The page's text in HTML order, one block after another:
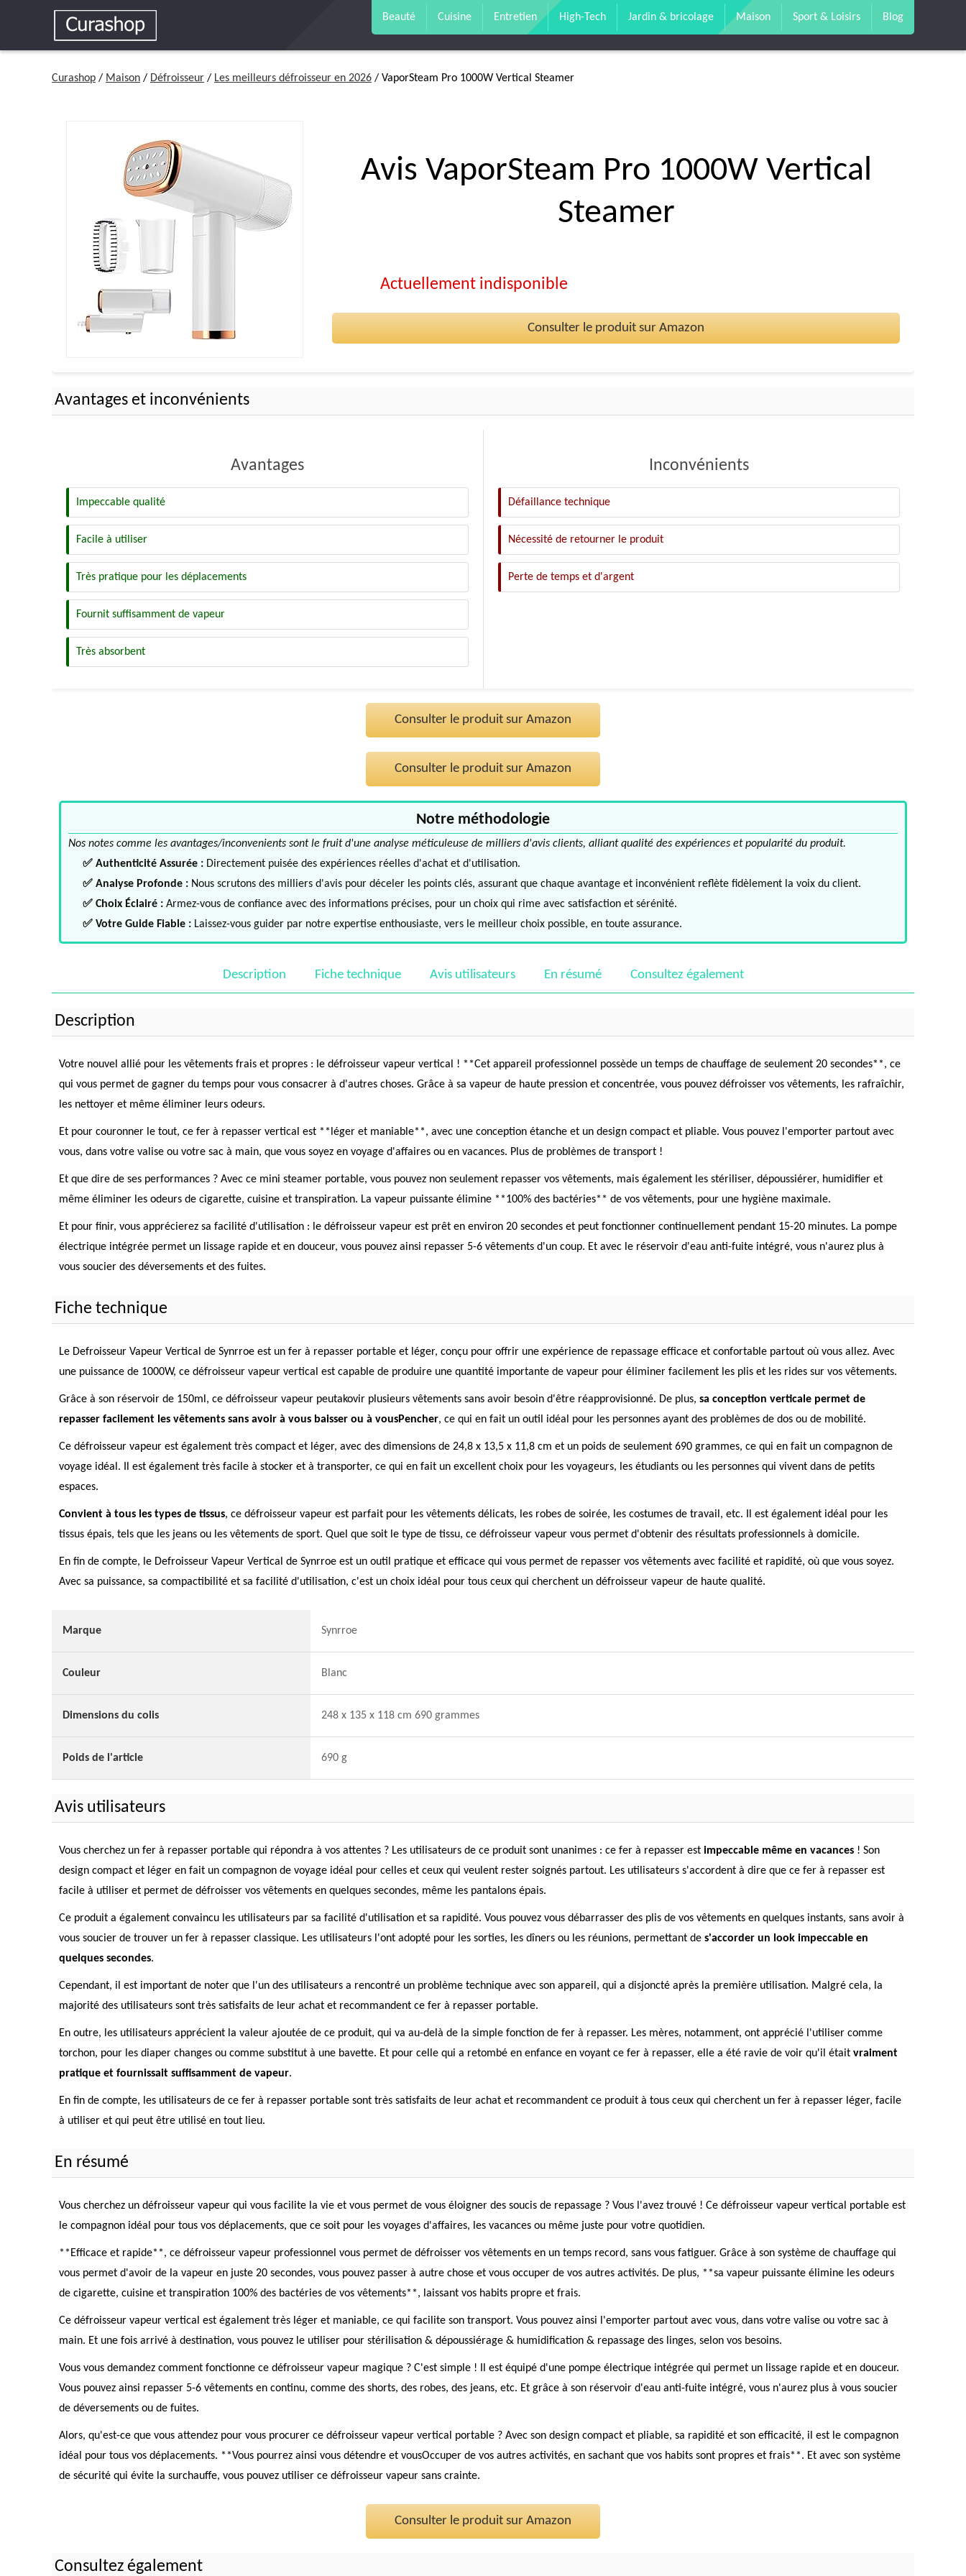
Beauté Cuisine Entretien High-Tech Jardin & bricolage Maison Sport & Loisirs Blog
Curashop / Maison / Défroisseur / Les meilleurs défroisseur en 2026 / VaporSteam Pro 1000W Vertical Steamer
Avis VaporSteam Pro 1000W Vertical
Steamer
Actuellement indisponible
Consulter le produit sur Amazon
Avantages et inconvénients
Avantages
Impeccable qualité
Facile à utiliser
Très pratique pour les déplacements
Fournit suffisamment de vapeur
Très absorbent
Inconvénients
Défaillance technique
Nécessité de retourner le produit
Perte de temps et d'argent
Consulter le produit sur Amazon
Consulter le produit sur Amazon
Notre méthodologie
Nos notes comme les avantages/inconvenients sont le fruit d'une analyse méticuleuse de milliers d'avis clients, alliant qualité des expériences et popularité du produit.
✅ Authenticité Assurée : Directement puisée des expériences réelles d'achat et d'utilisation.
✅ Analyse Profonde : Nous scrutons des milliers d'avis pour déceler les points clés, assurant que chaque avantage et inconvénient reflète fidèlement la voix du client.
✅ Choix Éclairé : Armez-vous de confiance avec des informations précises, pour un choix qui rime avec satisfaction et sérénité.
✅ Votre Guide Fiable : Laissez-vous guider par notre expertise enthousiaste, vers le meilleur choix possible, en toute assurance.
Description Fiche technique Avis utilisateurs En résumé Consultez également
Description
Votre nouvel allié pour les vêtements frais et propres : le défroisseur vapeur vertical ! **Cet appareil professionnel possède un temps de chauffage de seulement 20 secondes**, ce
qui vous permet de gagner du temps pour vous consacrer à d'autres choses. Grâce à sa vapeur de haute pression et concentrée, vous pouvez défroisser vos vêtements, les rafraîchir,
les nettoyer et même éliminer leurs odeurs.
Et pour couronner le tout, ce fer à repasser vertical est **léger et maniable**, avec une conception étanche et un design compact et pliable. Vous pouvez l'emporter partout avec
vous, dans votre valise ou votre sac à main, que vous soyez en voyage d'affaires ou en vacances. Plus de problèmes de transport !
Et que dire de ses performances ? Avec ce mini steamer portable, vous pouvez non seulement repasser vos vêtements, mais également les stériliser, dépoussiérer, humidifier et
même éliminer les odeurs de cigarette, cuisine et transpiration. La vapeur puissante élimine **100% des bactéries** de vos vêtements, pour une hygiène maximale.
Et pour finir, vous apprécierez sa facilité d'utilisation : le défroisseur vapeur est prêt en environ 20 secondes et peut fonctionner continuellement pendant 15-20 minutes. La pompe
électrique intégrée permet un lissage rapide et en douceur, vous pouvez ainsi repasser 5-6 vêtements d'un coup. Et avec le réservoir d'eau anti-fuite intégré, vous n'aurez plus à
vous soucier des déversements et des fuites.
Fiche technique
Le Defroisseur Vapeur Vertical de Synrroe est un fer à repasser portable et léger, conçu pour offrir une expérience de repassage efficace et confortable partout où vous allez. Avec
une puissance de 1000W, ce défroisseur vapeur vertical est capable de produire une quantité importante de vapeur pour éliminer facilement les plis et les rides sur vos vêtements.
Grâce à son réservoir de 150ml, ce défroisseur vapeur peutakovir plusieurs vêtements sans avoir besoin d'être réapprovisionné. De plus, sa conception verticale permet de
repasser facilement les vêtements sans avoir à vous baisser ou à vousPencher, ce qui en fait un outil idéal pour les personnes ayant des problèmes de dos ou de mobilité.
Ce défroisseur vapeur est également très compact et léger, avec des dimensions de 24,8 x 13,5 x 11,8 cm et un poids de seulement 690 grammes, ce qui en fait un compagnon de
voyage idéal. Il est également très facile à stocker et à transporter, ce qui en fait un excellent choix pour les voyageurs, les étudiants ou les personnes qui vivent dans de petits
espaces.
Convient à tous les types de tissus, ce défroisseur vapeur est parfait pour les vêtements délicats, les robes de soirée, les costumes de travail, etc. Il est également idéal pour les
tissus épais, tels que les jeans ou les vêtements de sport. Quel que soit le type de tissu, ce défroisseur vapeur vous permet d'obtenir des résultats professionnels à domicile.
En fin de compte, le Defroisseur Vapeur Vertical de Synrroe est un outil pratique et efficace qui vous permet de repasser vos vêtements avec facilité et rapidité, où que vous soyez.
Avec sa puissance, sa compactibilité et sa facilité d'utilisation, c'est un choix idéal pour tous ceux qui cherchent un défroisseur vapeur de haute qualité.
Marque Synrroe
Couleur Blanc
Dimensions du colis 248 x 135 x 118 cm 690 grammes
Poids de l'article 690 g
Avis utilisateurs
Vous cherchez un fer à repasser portable qui répondra à vos attentes ? Les utilisateurs de ce produit sont unanimes : ce fer à repasser est impeccable même en vacances ! Son
design compact et léger en fait un compagnon de voyage idéal pour celles et ceux qui veulent rester soignés partout. Les utilisateurs s'accordent à dire que ce fer à repasser est
facile à utiliser et permet de défroisser vos vêtements en quelques secondes, même les pantalons épais.
Ce produit a également convaincu les utilisateurs par sa facilité d'utilisation et sa rapidité. Vous pouvez vous débarrasser des plis de vos vêtements en quelques instants, sans avoir à
vous soucier de trouver un fer à repasser classique. Les utilisateurs l'ont adopté pour les sorties, les dîners ou les réunions, permettant de s'accorder un look impeccable en
quelques secondes.
Cependant, il est important de noter que l'un des utilisateurs a rencontré un problème technique avec son appareil, qui a disjoncté après la première utilisation. Malgré cela, la
majorité des utilisateurs sont très satisfaits de leur achat et recommandent ce fer à repasser portable.
En outre, les utilisateurs apprécient la valeur ajoutée de ce produit, qui va au-delà de la simple fonction de fer à repasser. Les mères, notamment, ont apprécié l'utiliser comme
torchon, pour les diaper changes ou comme substitut à une bavette. Et pour celle qui a retombé en enfance en voyant ce fer à repasser, elle a été ravie de voir qu'il était vraiment
pratique et fournissait suffisamment de vapeur.
En fin de compte, les utilisateurs de ce fer à repasser portable sont très satisfaits de leur achat et recommandent ce produit à tous ceux qui cherchent un fer à repasser léger, facile
à utiliser et qui peut être utilisé en tout lieu.
En résumé
Vous cherchez un défroisseur vapeur qui vous facilite la vie et vous permet de vous éloigner des soucis de repassage ? Vous l'avez trouvé ! Ce défroisseur vapeur vertical portable est
le compagnon idéal pour tous vos déplacements, que ce soit pour les voyages d'affaires, les vacances ou même juste pour votre quotidien.
**Efficace et rapide**, ce défroisseur vapeur professionnel vous permet de défroisser vos vêtements en un temps record, sans vous fatiguer. Grâce à son système de chauffage qui
vous permet d'avoir de la vapeur en juste 20 secondes, vous pouvez passer à autre chose et vous occuper de vos autres activités. De plus, **sa vapeur puissante élimine les odeurs
de cigarette, cuisine et transpiration 100% des bactéries de vos vêtements**, laissant vos habits propre et frais.
Ce défroisseur vapeur vertical est également très léger et maniable, ce qui facilite son transport. Vous pouvez ainsi l'emporter partout avec vous, dans votre valise ou votre sac à
main. Et une fois arrivé à destination, vous pouvez le utiliser pour stérilisation & dépoussiérage & humidification & repassage des linges, selon vos besoins.
Vous vous demandez comment fonctionne ce défroisseur vapeur magique ? C'est simple ! Il est équipé d'une pompe électrique intégrée qui permet un lissage rapide et en douceur.
Vous pouvez ainsi repasser 5-6 vêtements en continu, comme des shorts, des robes, des jeans, etc. Et grâce à son réservoir d'eau anti-fuite intégré, vous n'aurez plus à vous soucier
de déversements ou de fuites.
Alors, qu'est-ce que vous attendez pour vous procurer ce défroisseur vapeur vertical portable ? Avec son design compact et pliable, sa rapidité et son efficacité, il est le compagnon
idéal pour tous vos déplacements. **Vous pourrez ainsi vous détendre et vousOccuper de vos autres activités, en sachant que vos habits sont propres et frais**. Et avec son système
de sécurité qui évite la surchauffe, vous pouvez utiliser ce défroisseur vapeur sans crainte.
Consulter le produit sur Amazon
Consultez également